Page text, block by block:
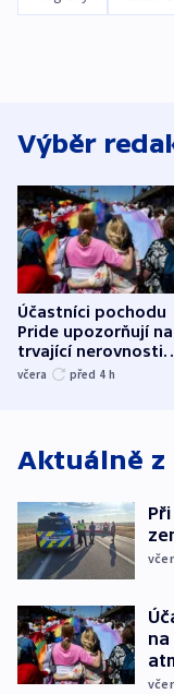
Výběr
Účastníci pochodu
Pride upozorňují na
trvající nerovnosti i
společenskou
včera před 4 h
Aktuálně